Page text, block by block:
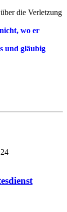
die Verletzung
wo er
und gläubig